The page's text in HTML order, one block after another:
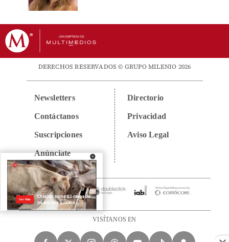
DERECHOS RESERVADOS © GRUPO MILENIO 2026
Newsletters
Contáctanos
Suscripciones
Anúnciate
Directorio
Privacidad
Aviso Legal
VISÍTANOS EN